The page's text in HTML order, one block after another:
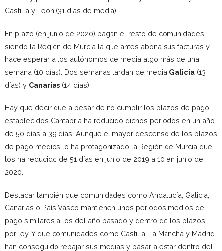
Castilla y León (31 días de media).
En plazo (en junio de 2020) pagan el resto de comunidades
siendo la Región de Murcia la que antes abona sus facturas y
hace esperar a los autónomos de media algo más de una
semana (10 días). Dos semanas tardan de media Galicia (13
días) y Canarias (14 días).
Hay que decir que a pesar de no cumplir los plazos de pago
establecidos Cantabria ha reducido dichos periodos en un año
de 50 días a 39 días. Aunque el mayor descenso de los plazos
de pago medios lo ha protagonizado la Región de Murcia que
los ha reducido de 51 días en junio de 2019 a 10 en junio de
2020.
Destacar también que comunidades como Andalucía, Galicia,
Canarias o País Vasco mantienen unos periodos medios de
pago similares a los del año pasado y dentro de los plazos
por ley. Y que comunidades como Castilla-La Mancha y Madrid
han conseguido rebajar sus medias y pasar a estar dentro del